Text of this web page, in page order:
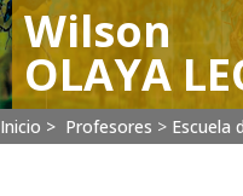
Inicio > Profesores > Escuela
Wilson
OLAYA